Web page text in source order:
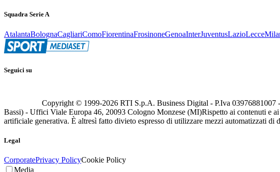
Squadra Serie A
AtalantaBolognaCagliariComoFiorentinaFrosinoneGenoaInterJuventusLazioLecce
Seguici su
Copyright © 1999-2026 RTI S.p.A. Business Digital - P.Iva
Bassi) - Uffici Viale Europa 46, 20093 Cologno Monzese (MI)Rispetto ai contenuti e
artificiale generativa. È altresì fatto divieto espresso di utilizzare mezzi automatizzati di
Legal
CorporatePrivacy PolicyCookie Policy
Media